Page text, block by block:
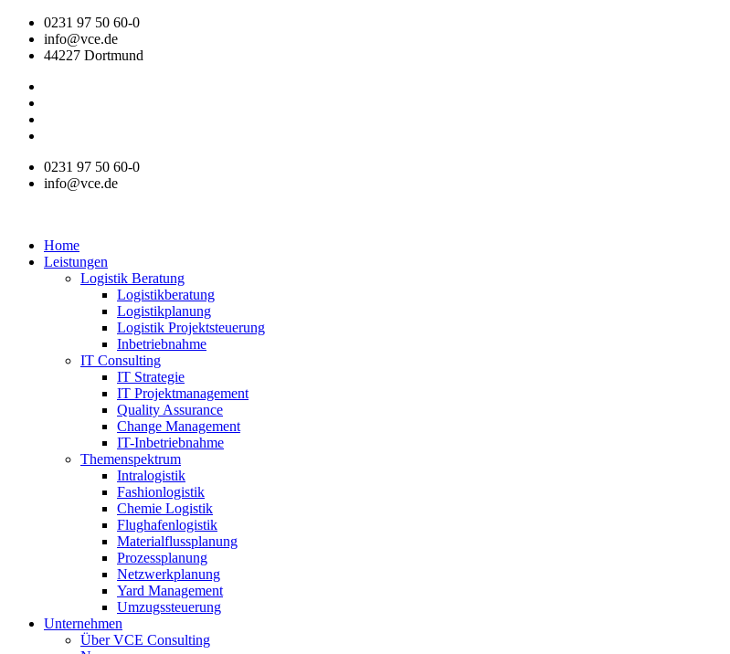
Zum
Inhalt
wechseln
0231 97 50 60-0
info@vce.de
44227 Dortmund
0231 97 50 60-0
info@vce.de
Home
Leistungen
Logistik Beratung
Logistikberatung
Logistikplanung
Logistik Projektsteuerung
Inbetriebnahme
IT Consulting
IT Strategie
IT Projektmanagement
Quality Assurance
Change Management
IT-Inbetriebnahme
Themenspektrum
Intralogistik
Fashionlogistik
Chemie Logistik
Flughafenlogistik
Materialflussplanung
Prozessplanung
Netzwerkplanung
Yard Management
Umzugssteuerung
Unternehmen
Über VCE Consulting